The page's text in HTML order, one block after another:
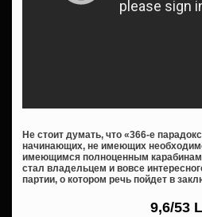
Не стоит думать, что «366-е
начинающих, не имеющих
имеющимся полноценным карабинам
стал владельцем и вовсе
партии, о котором речь пойдет в
9,6/53